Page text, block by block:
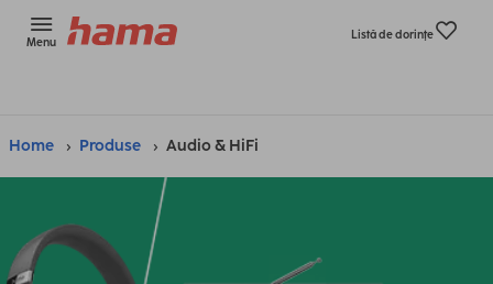
Menu
Listă de dorinţe
Home Produse Audio & HiFi